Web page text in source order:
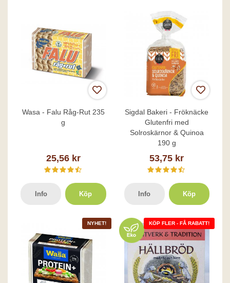
Wasa - Falu Råg-Rut 235
g
25,56 kr
Info Köp
Sigdal Bakeri - Fröknäcke
Glutenfri med
Solroskärnor & Quinoa
190 g
53,75 kr
Info Köp
NYHET! KÖP FLER - FÅ RABATT!